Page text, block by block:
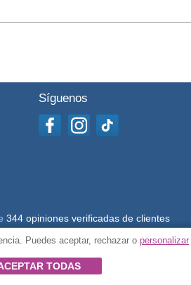
Síguenos
344 opiniones verificadas de clientes
reservados Impulsivos
Puedes aceptar, rechazar o personalizar
TODAS